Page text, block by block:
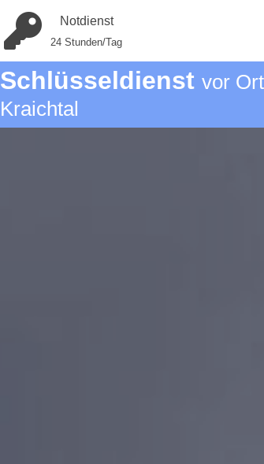
Notdienst
24 Stunden/Tag
Schlüsseldienst vor Ort
Kraichtal